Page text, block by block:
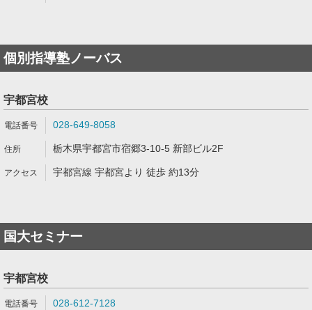
個別指導塾ノーバス
宇都宮校
028-649-8058
栃木県宇都宮市宿郷3-10-5 新部ビル2F
宇都宮線 宇都宮より 徒歩 約13分
国大セミナー
宇都宮校
028-612-7128